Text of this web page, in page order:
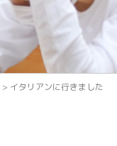
> イタリアンに行きました